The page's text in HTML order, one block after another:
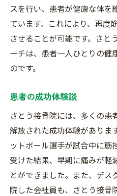
スを行い、患者が健康な体を
ています。これにより、再度
させることが可能です。さと
ーチは、患者一人ひとりの健
のです。
患者の成功体験談
さとう接骨院には、多くの患
解放された成功体験がありま
ットボール選手が試合中に筋
受けた結果、早期に痛みが軽
とができました。また、デス
院した会社員も、さとう接骨